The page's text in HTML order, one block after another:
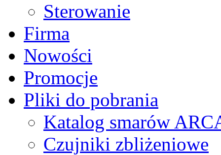
Sterowanie
Firma
Nowości
Promocje
Pliki do pobrania
Katalog smarów
Czujniki zbliżeniowe